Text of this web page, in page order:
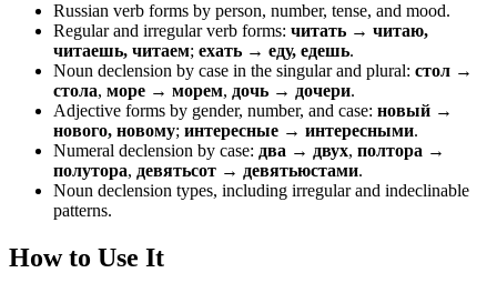
Russian verb forms by person, number, tense, and mood.
Regular and irregular verb forms: читать → читаю,
читаешь, читаем; ехать → еду, едешь.
Noun declension by case in the singular and plural: стол →
стола, море → морем, дочь → дочери.
Adjective forms by gender, number, and case: новый →
нового, новому; интересные → интересными.
Numeral declension by case: два → двух, полтора →
полутора, девятьсот → девятьюстами.
Noun declension types, including irregular and indeclinable
patterns.
How to Use It